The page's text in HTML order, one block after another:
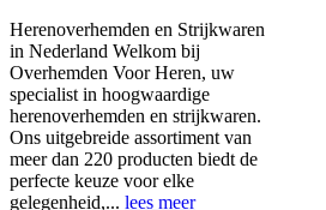
Herenoverhemden en Strijkwaren
in Nederland Welkom bij
Overhemden Voor Heren, uw
specialist in hoogwaardige
herenoverhemden en strijkwaren.
Ons uitgebreide assortiment van
meer dan 220 producten biedt de
perfecte keuze voor elke
gelegenheid,... lees meer